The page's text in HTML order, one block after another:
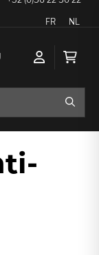
Langue
FR NL
Mon